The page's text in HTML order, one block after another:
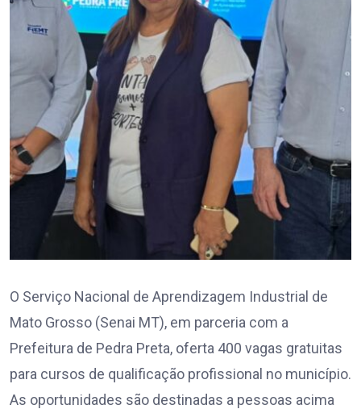
O Serviço Nacional de Aprendizagem Industrial de
Mato Grosso (Senai MT), em parceria com a
Prefeitura de Pedra Preta, oferta 400 vagas gratuitas
para cursos de qualificação profissional no município.
As oportunidades são destinadas a pessoas acima